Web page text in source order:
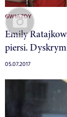
GWIAZDY
Emily
piersi.
05.07.2017